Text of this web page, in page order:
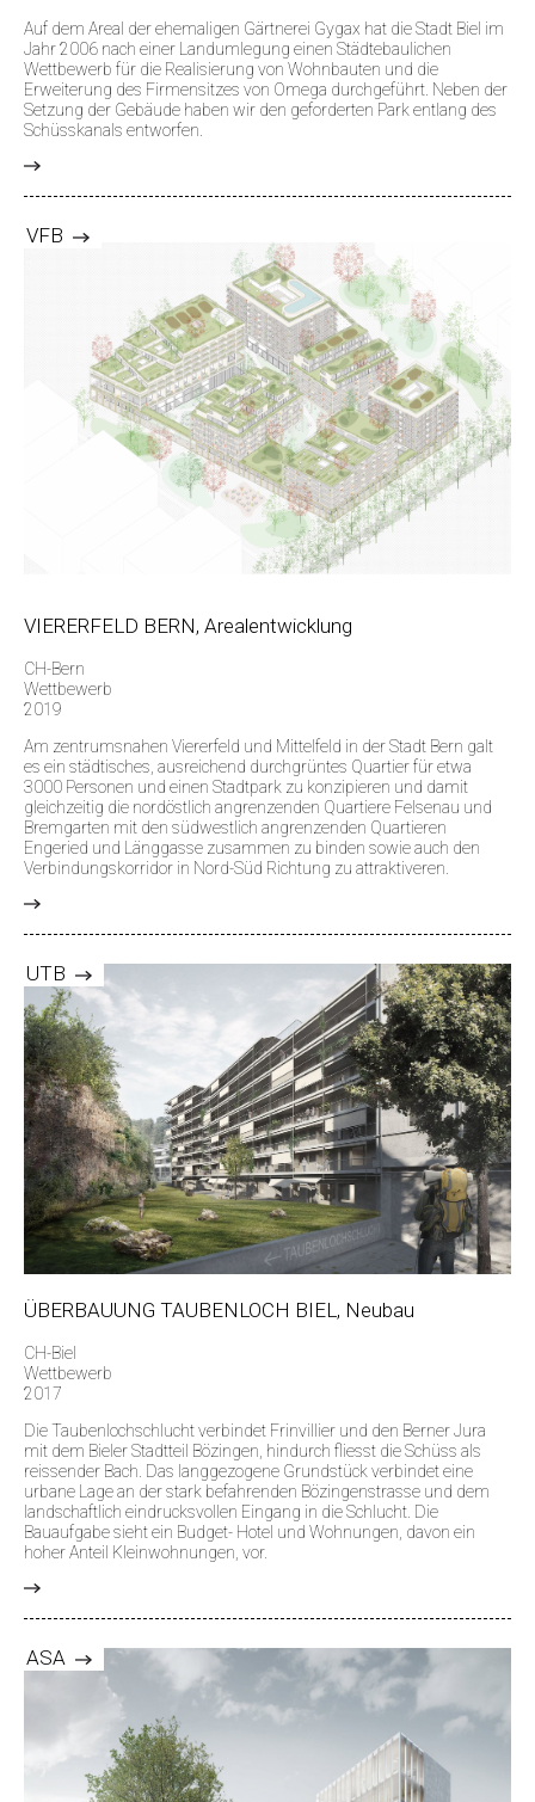
Auf dem Areal der ehemaligen Gärtnerei Gygax hat die Stadt Biel im
Jahr 2006 nach einer Landumlegung einen Städtebaulichen
Wettbewerb für die Realisierung von Wohnbauten und die
Erweiterung des Firmensitzes von Omega durchgeführt. Neben der
Setzung der Gebäude haben wir den geforderten Park entlang des
Schüsskanals entworfen.
VFB
VIERERFELD BERN, Arealentwicklung
CH-Bern
Wettbewerb
2019
Am zentrumsnahen Viererfeld und Mittelfeld in der Stadt Bern galt
es ein städtisches, ausreichend durchgrüntes Quartier für etwa
3000 Personen und einen Stadtpark zu konzipieren und damit
gleichzeitig die nordöstlich angrenzenden Quartiere Felsenau und
Bremgarten mit den südwestlich angrenzenden Quartieren
Engeried und Länggasse zusammen zu binden sowie auch den
Verbindungskorridor in Nord-Süd Richtung zu attraktiveren.
UTB
ÜBERBAUUNG TAUBENLOCH BIEL, Neubau
CH-Biel
Wettbewerb
2017
Die Taubenlochschlucht verbindet Frinvillier und den Berner Jura
mit dem Bieler Stadtteil Bözingen, hindurch fliesst die Schüss als
reissender Bach. Das langgezogene Grundstück verbindet eine
urbane Lage an der stark befahrenden Bözingenstrasse und dem
landschaftlich eindrucksvollen Eingang in die Schlucht. Die
Bauaufgabe sieht ein Budget- Hotel und Wohnungen, davon ein
hoher Anteil Kleinwohnungen, vor.
ASA